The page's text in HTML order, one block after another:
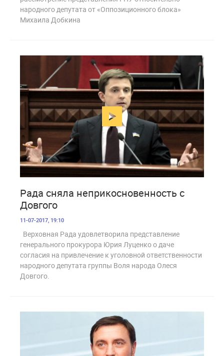
народного депутата от «Оппозиционного блока»
Михаила Добкина
Рада сняла неприкосновенность с
Довгого
11-07-2017, 19:10
Верховная Рада удовлетворила представление
генерального прокурора Юрия Луценко о даче
согласия на привлечение к уголовной ответственности
народного депутата группы Воля народа Олеся
Довгого.